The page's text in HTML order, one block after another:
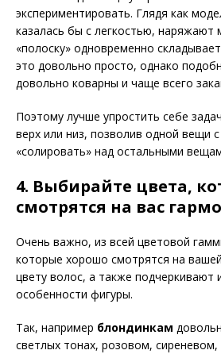
экспериментировать. Глядя как
казалась бы с легкостью, наряжают
«полоску» одновременно
это довольно просто, однако
довольно коварны и чаще всего
Поэтому лучше упростить себе
верх или низ, позволив одной вещи
«солировать» над остальными
4. Выбирайте цвета,
смотрятся на вас
Очень важно, из всей цветовой
которые хорошо смотрятся на
цвету волос, а также подчеркивают
особенности фигуры.
Так, например блондинкам
светлых тонах, розовом,